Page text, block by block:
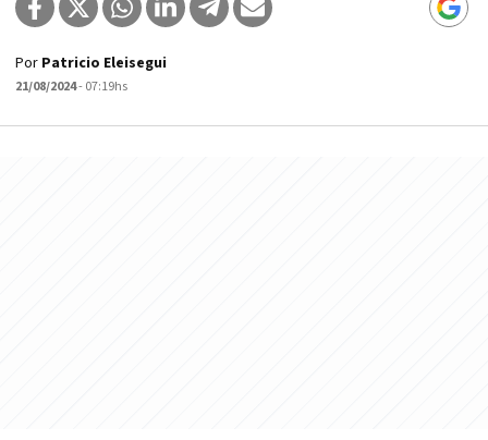
Por Patricio Eleisegui
21/08/2024- 07:19hs